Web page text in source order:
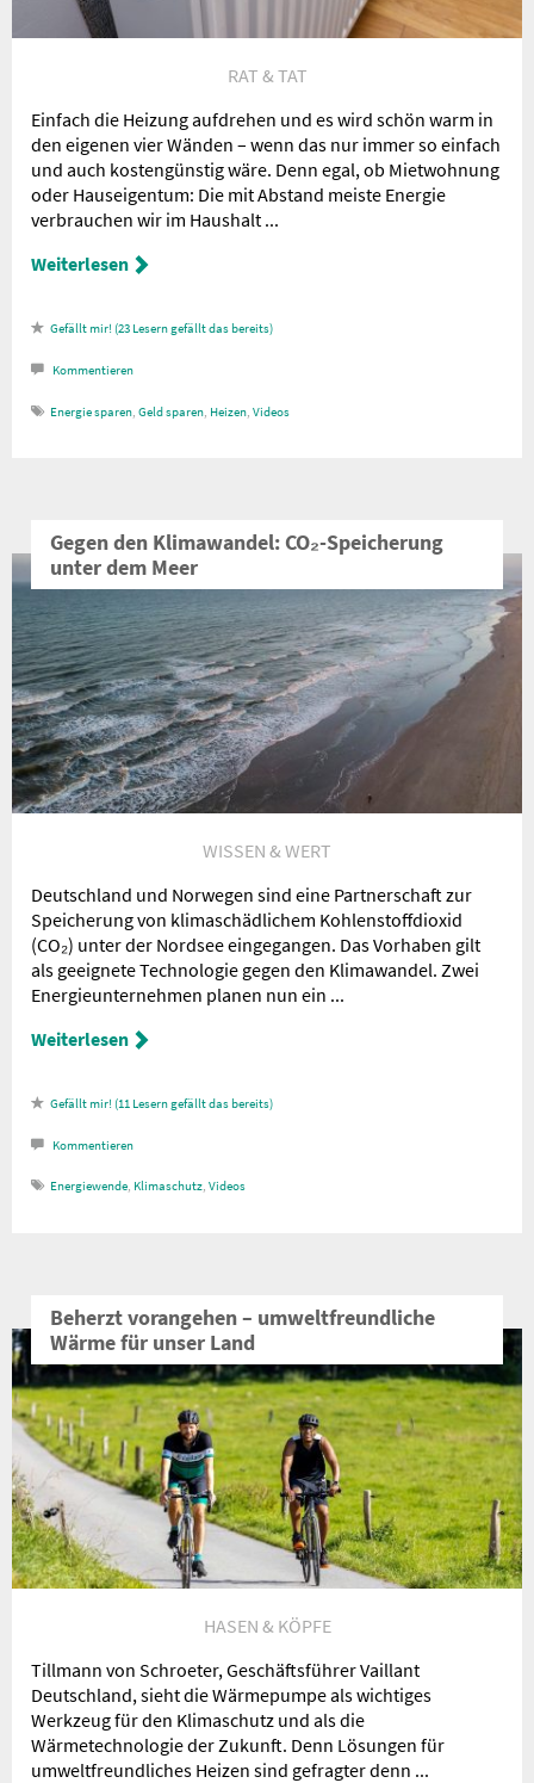
RAT & TAT
Einfach die Heizung aufdrehen und es wird schön warm in
den eigenen vier Wänden – wenn das nur immer so einfach
und auch kostengünstig wäre. Denn egal, ob Mietwohnung
oder Hauseigentum: Die mit Abstand meiste Energie
verbrauchen wir im Haushalt ...
Weiterlesen
23 Lesern gefällt das
Kommentieren
Energie sparen Geld sparen Heizen Videos
Gegen den Klimawandel: CO₂-Speicherung
unter dem Meer
WISSEN & WERT
Deutschland und Norwegen sind eine Partnerschaft zur
Speicherung von klimaschädlichem Kohlenstoffdioxid
(CO₂) unter der Nordsee eingegangen. Das Vorhaben gilt
als geeignete Technologie gegen den Klimawandel. Zwei
Energieunternehmen planen nun ein ...
Weiterlesen
11 Lesern gefällt das
Kommentieren
Energiewende, Klimaschutz, Videos
Beherzt vorangehen – umweltfreundliche
Wärme für unser Land
HASEN & KÖPFE
Tillmann von Schroeter, Geschäftsführer Vaillant
Deutschland, sieht die Wärmepumpe als wichtiges
Werkzeug für den Klimaschutz und als die
Wärmetechnologie der Zukunft. Denn Lösungen für
umweltfreundliches Heizen sind gefragter denn ...